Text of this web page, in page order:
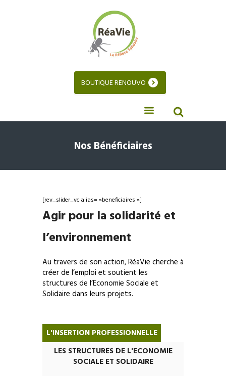
BOUTIQUE RENOUVO
Nos Bénéficiaires
[rev_slider_vc alias= »beneficiaires »]
Agir pour la solidarité et
l’environnement
Au travers de son action, RéaVie cherche à
créer de l’emploi et soutient les
structures de l’Economie Sociale et
Solidaire dans leurs projets.
L'INSERTION PROFESSIONNELLE
LES STRUCTURES DE L'ECONOMIE
SOCIALE ET SOLIDAIRE